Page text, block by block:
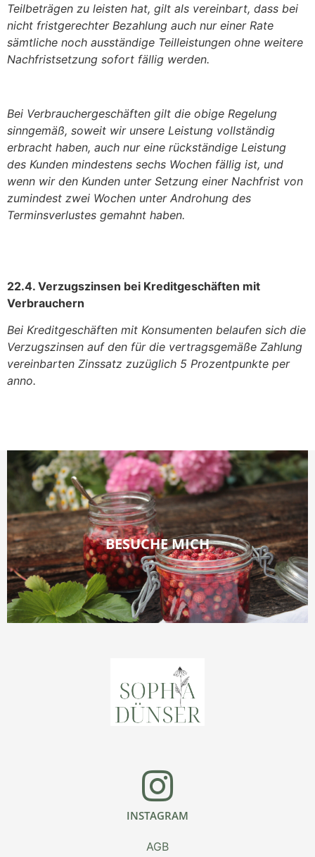
Teilbeträgen zu leisten hat, gilt als vereinbart, dass bei
nicht fristgerechter Bezahlung auch nur einer Rate
sämtliche noch ausständige Teilleistungen ohne weitere
Nachfristsetzung sofort fällig werden.
Bei Verbrauchergeschäften gilt die obige Regelung
sinngemäß, soweit wir unsere Leistung vollständig
erbracht haben, auch nur eine rückständige Leistung
des Kunden mindestens sechs Wochen fällig ist, und
wenn wir den Kunden unter Setzung einer Nachfrist von
zumindest zwei Wochen unter Androhung des
Terminsverlustes gemahnt haben.
22.4. Verzugszinsen bei Kreditgeschäften mit
Verbrauchern
Bei Kreditgeschäften mit Konsumenten belaufen sich die
Verzugszinsen auf den für die vertragsgemäße Zahlung
vereinbarten Zinssatz zuzüglich 5 Prozentpunkte per
anno.
BESUCHE MICH
INSTAGRAM
AGB